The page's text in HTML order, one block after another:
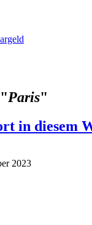
Paris"
in diesem
2023